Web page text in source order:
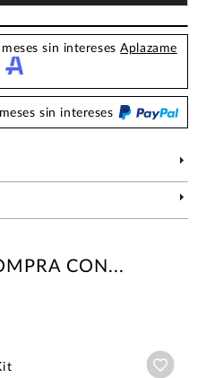
sin interesesAplazame
sin intereses
CON...